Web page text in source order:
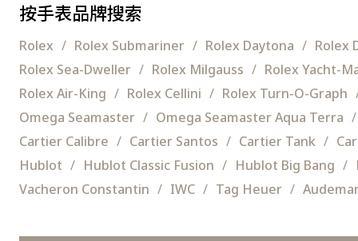
按手表品牌搜索
Rolex Rolex Submariner Rolex Daytona
Rolex
Rolex Sea-Dweller
Rolex Milgauss
Rolex Yacht-
Rolex Air-King
Rolex Cellini
Rolex Turn-O-Graph
Omega Seamaster
Omega Seamaster Aqua Terra
Cartier Calibre
Cartier Santos Cartier Tank
Hublot
Hublot Classic Fusion Hublot Big Bang
Vacheron Constantin
IWC Tag Heuer